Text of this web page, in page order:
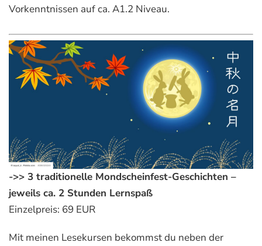
Vorkenntnissen auf ca. A1.2 Niveau.
->> 3 traditionelle Mondscheinfest-Geschichten –
jeweils ca. 2 Stunden Lernspaß
Einzelpreis: 69 EUR
Mit meinen Lesekursen bekommst du neben der